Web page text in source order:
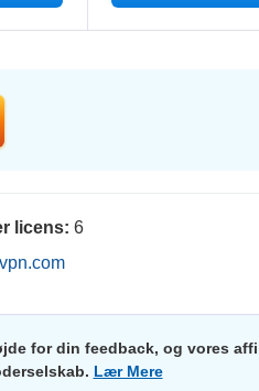
licens: 6
for din feedback, og vores
Lær Mere